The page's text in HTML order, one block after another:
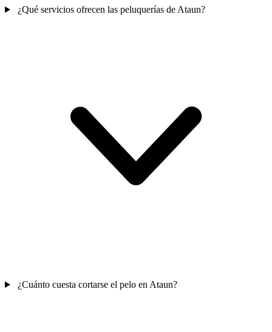
¿Qué servicios ofrecen las peluquerías de Ataun?
¿Cuánto cuesta cortarse el pelo en Ataun?